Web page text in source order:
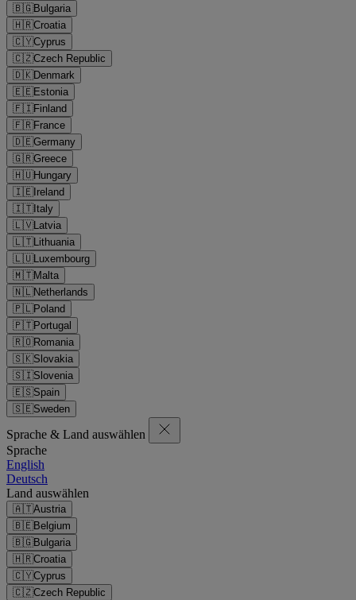
🇧🇬Bulgaria
🇭🇷Croatia
🇨🇾Cyprus
🇨🇿Czech Republic
🇩🇰Denmark
🇪🇪Estonia
🇫🇮Finland
🇫🇷France
🇩🇪Germany
🇬🇷Greece
🇭🇺Hungary
🇮🇪Ireland
🇮🇹Italy
🇱🇻Latvia
🇱🇹Lithuania
🇱🇺Luxembourg
🇲🇹Malta
🇳🇱Netherlands
🇵🇱Poland
🇵🇹Portugal
🇷🇴Romania
🇸🇰Slovakia
🇸🇮Slovenia
🇪🇸Spain
🇸🇪Sweden
Sprache & Land auswählen
Sprache
English
Deutsch
Land auswählen
🇦🇹Austria
🇧🇪Belgium
🇧🇬Bulgaria
🇭🇷Croatia
🇨🇾Cyprus
🇨🇿Czech Republic